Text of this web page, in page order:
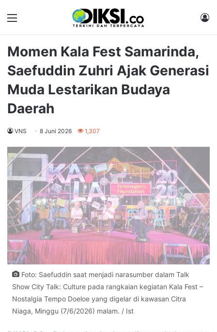
Menu
Momen Kala Fest Samarinda,
Saefuddin Zuhri Ajak Generasi
Muda Lestarikan Budaya
Daerah
VNS 8 Juni 2026 1,307
Foto: Saefuddin saat menjadi narasumber dalam Talk
Show City Talk: Culture pada rangkaian kegiatan Kala Fest –
Nostalgia Tempo Doeloe yang digelar di kawasan Citra
Niaga, Minggu (7/6/2026) malam. / Ist